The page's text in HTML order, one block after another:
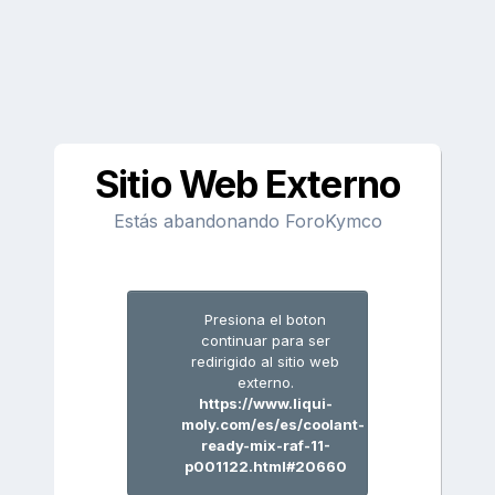
Sitio Web Externo
Estás abandonando ForoKymco
Presiona el boton
continuar para ser
redirigido al sitio web
externo.
https://www.liqui-
moly.com/es/es/coolant-
ready-mix-raf-11-
p001122.html#20660